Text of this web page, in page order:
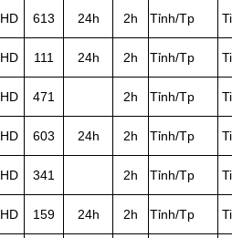
HD 613 24h 2h Tỉnh/Tp
HD 111 24h 2h Tỉnh/Tp
HD 471 2h Tỉnh/Tp
HD 603 24h 2h Tỉnh/Tp
HD 341 2h Tỉnh/Tp
HD 159 24h 2h Tỉnh/Tp